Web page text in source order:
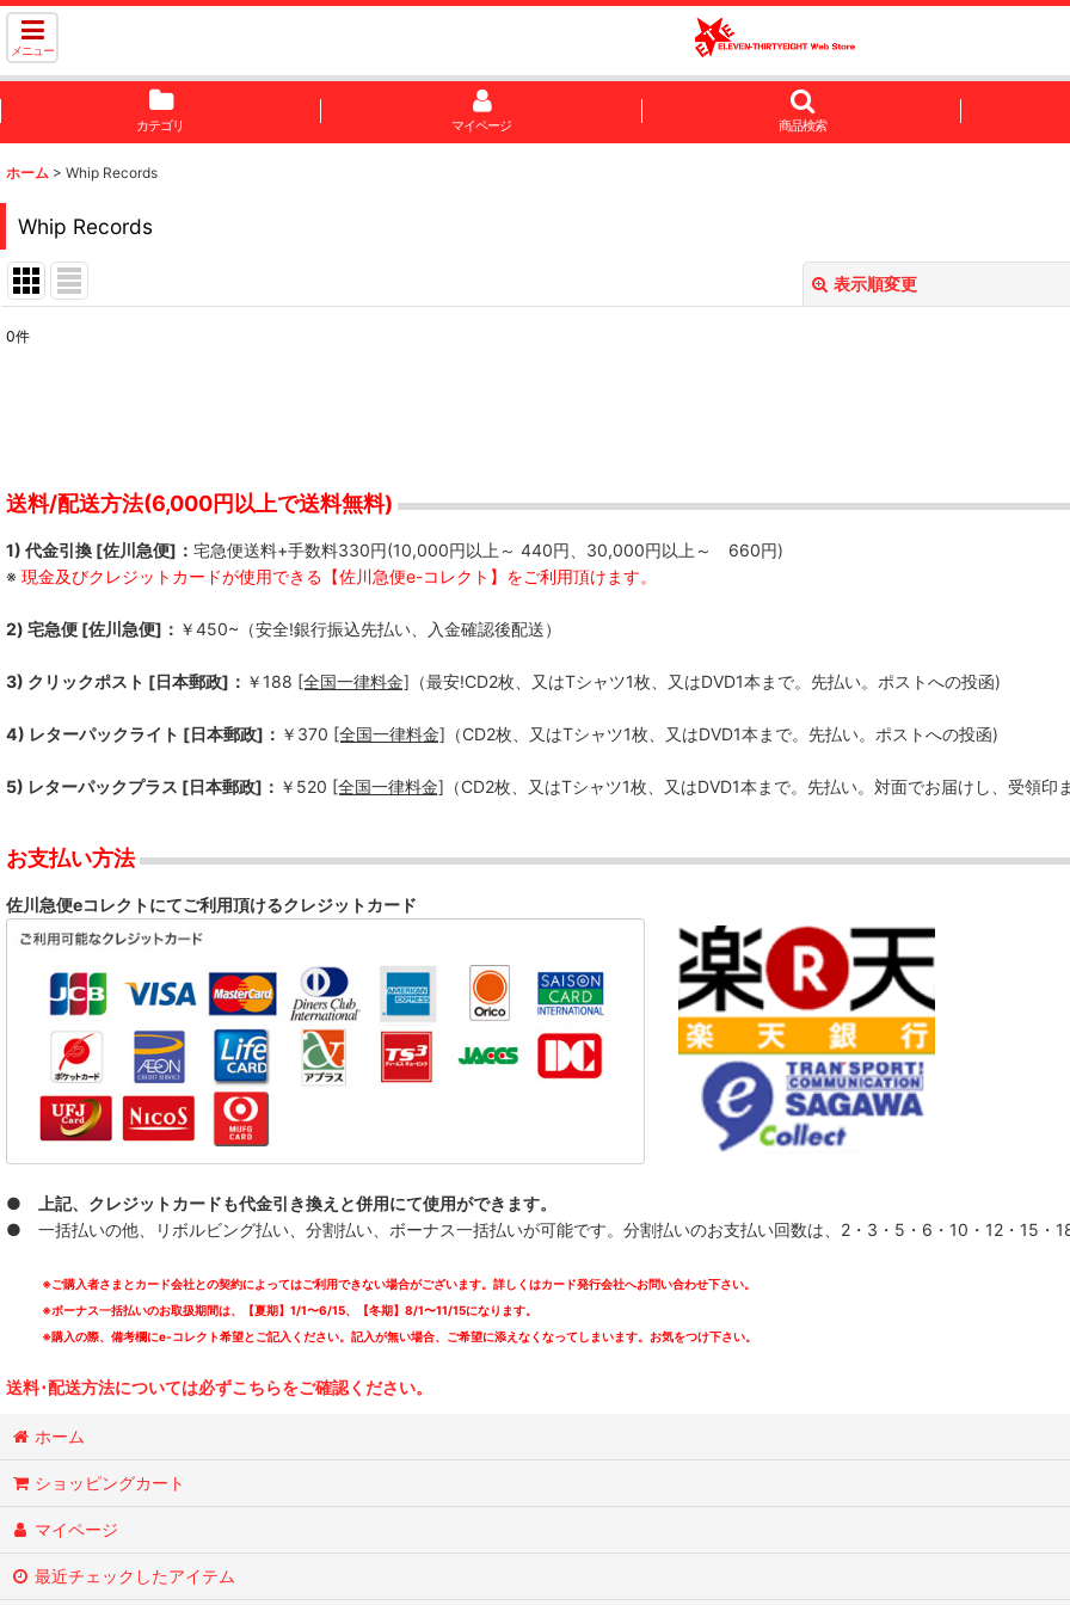
メニュー
カテゴリ マイページ 商品検索
ホーム > Whip Records
Whip Records
表示順変更
0件
送料/配送方法(6,000円以上で送料無料)
1) 代金引換 [佐川急便]： 宅急便送料+手数料330円(10,000円以上～ 440円、30,000円以上～ 660円)
※ 現金及びクレジットカードが使用できる【佐川急便e-コレクト】をご利用頂けます。
2) 宅急便 [佐川急便]： ￥450~（安全!銀行振込先払い、入金確認後配送）
3) クリックポスト [日本郵政]： ￥188 [全国一律料金] （最安!CD2枚、又はTシャツ1枚、又はDVD1本まで。先払い。ポストへの投函)
4) レターパックライト [日本郵政]： ￥370 [全国一律料金] （CD2枚、又はTシャツ1枚、又はDVD1本まで。先払い。ポストへの投函)
5) レターパックプラス [日本郵政]： ￥520 [全国一律料金] （CD2枚、又はTシャツ1枚、又はDVD1本まで。先払い。対面でお届けし、受領印
お支払い方法
佐川急便eコレクトにてご利用頂けるクレジットカード
● 上記、クレジットカードも代金引き換えと併用にて使用ができます。
● 一括払いの他、リボルビング払い、分割払い、ボーナス一括払いが可能です。分割払いのお支払い回数は、2・3・5・6・10・12・15・
※ご購入者さまとカード会社との契約によってはご利用できない場合がございます。詳しくはカード発行会社へお問い合わせ下さい。
※ボーナス一括払いのお取扱期間は、【夏期】1/1〜6/15、【冬期】8/1〜11/15になります。
※購入の際、備考欄にe-コレクト希望とご記入ください。記入が無い場合、ご希望に添えなくなってしまいます。お気をつけ下さい。
送料･配送方法については必ずこちらをご確認ください。
ホーム
ショッピングカート
マイページ
最近チェックしたアイテム